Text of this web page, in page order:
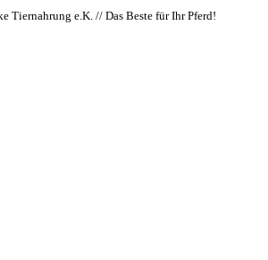
Tiernahrung e.K. // Das Beste für Ihr Pferd!